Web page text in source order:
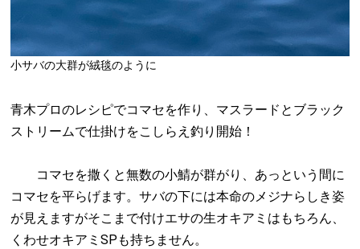
小サバの大群が絨毯のように
青木プロのレシピでコマセを作り、マスラードとブラック
ストリームで仕掛けをこしらえ釣り開始！
コマセを撒くと無数の小鯖が群がり、あっという間に
コマセを平らげます。サバの下には本命のメジナらしき姿
が見えますがそこまで付けエサの生オキアミはもちろん、
くわせオキアミSPも持ちません。